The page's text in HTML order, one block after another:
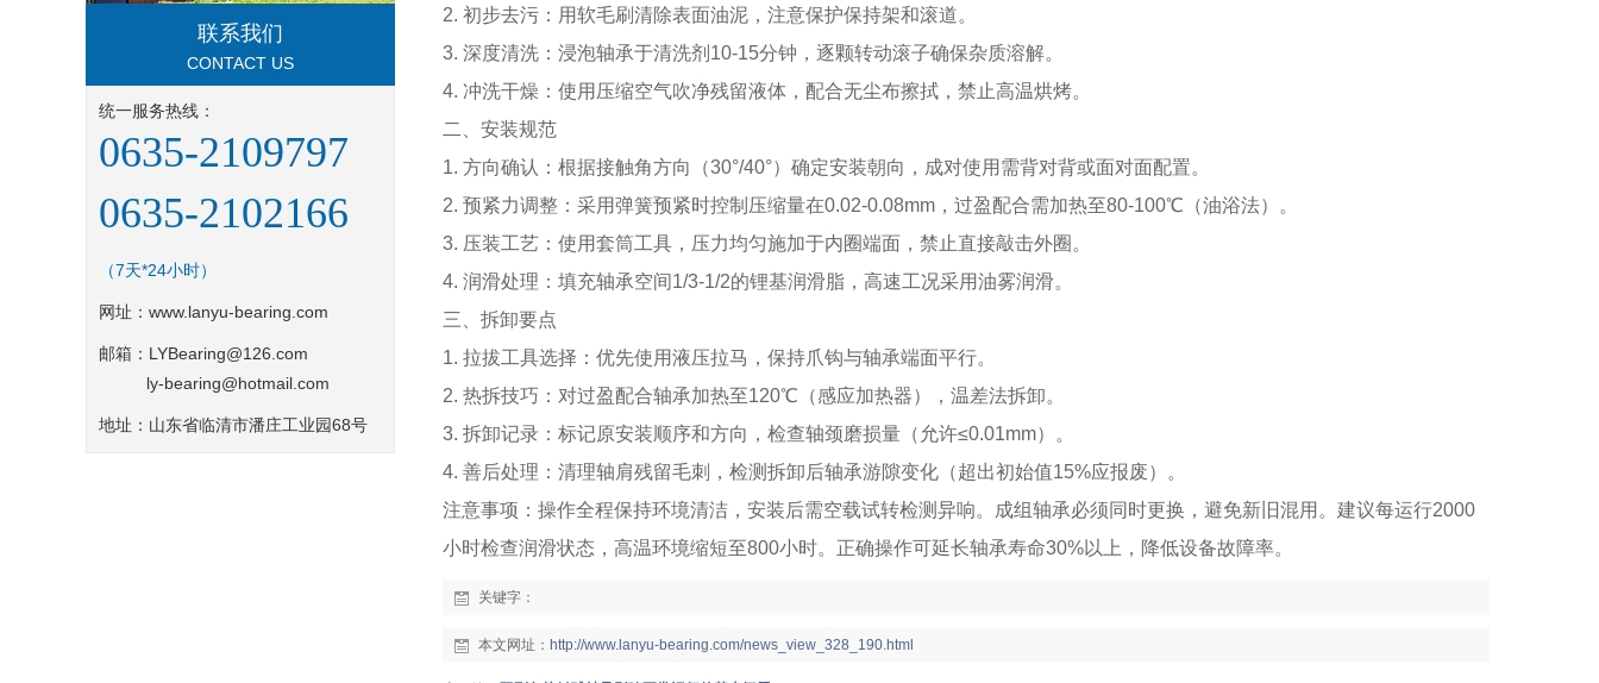
联系我们
CONTACT US
统一服务热线：
0635-2109797
0635-2102166
（7天*24小时）
网址： www.lanyu-bearing.com
邮箱：LYBearing@126.com
ly-bearing@hotmail.com
地址：山东省临清市潘庄工业园68号
2. 初步去污：用软毛刷清除表面油泥，注意保护保持架和滚道。
3. 深度清洗：浸泡轴承于清洗剂10-15分钟，逐颗转动滚子确保杂质溶解。
4. 冲洗干燥：使用压缩空气吹净残留液体，配合无尘布擦拭，禁止高温烘烤。
二、安装规范
1. 方向确认：根据接触角方向（30°/40°）确定安装朝向，成对使用需背对背或面对面配置。
2. 预紧力调整：采用弹簧预紧时控制压缩量在0.02-0.08mm，过盈配合需加热至80-100℃（油浴法）。
3. 压装工艺：使用套筒工具，压力均匀施加于内圈端面，禁止直接敲击外圈。
4. 润滑处理：填充轴承空间1/3-1/2的锂基润滑脂，高速工况采用油雾润滑。
三、拆卸要点
1. 拉拔工具选择：优先使用液压拉马，保持爪钩与轴承端面平行。
2. 热拆技巧：对过盈配合轴承加热至120℃（感应加热器），温差法拆卸。
3. 拆卸记录：标记原安装顺序和方向，检查轴颈磨损量（允许≤0.01mm）。
4. 善后处理：清理轴肩残留毛刺，检测拆卸后轴承游隙变化（超出初始值15%应报废）。
注意事项：操作全程保持环境清洁，安装后需空载试转检测异响。成组轴承必须同时更换，避免新旧混用。建议每运行2000
小时检查润滑状态，高温环境缩短至800小时。正确操作可延长轴承寿命30%以上，降低设备故障率。
关键字：
本文网址： http://www.lanyu-bearing.com/news_view_328_190.html